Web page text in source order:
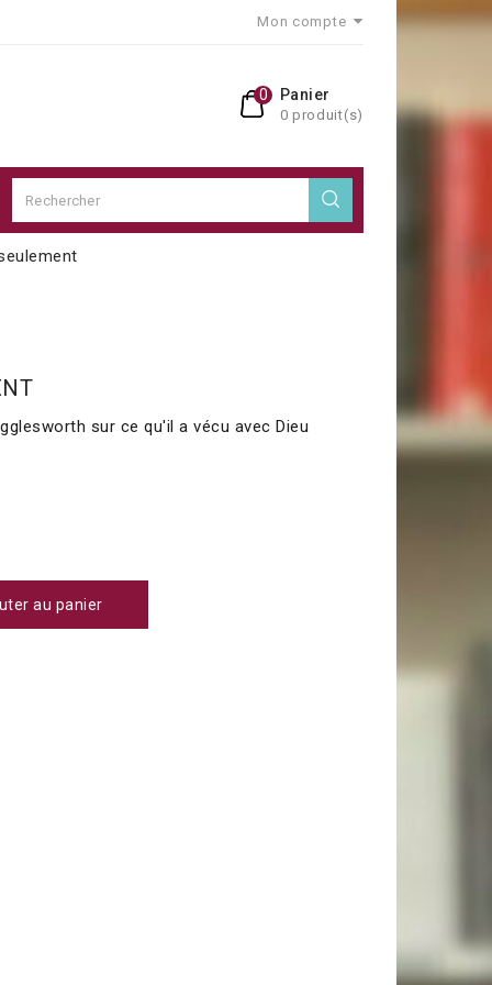
Mon compte
Panier
0 produit(s)
0
sur ce qu'il a vécu avec Dieu
au panier